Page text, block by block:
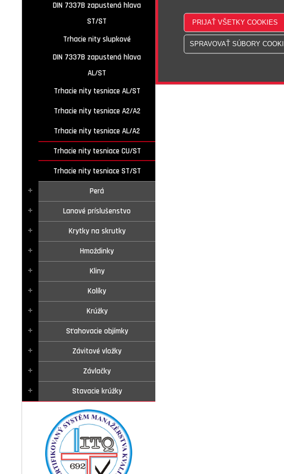
DIN 7337B zapustená hlava
ST/ST
Trhacie nity slupkové
DIN 7337B zapustená hlava
AL/ST
Trhacie nity tesniace AL/ST
Trhacie nity tesniace A2/A2
Trhacie nity tesniace AL/A2
Trhacie nity tesniace CU/ST
Trhacie nity tesniace ST/ST
Perá
Lanové príslušenstvo
Krytky na skrutky
Hmoždinky
Kliny
Kolíky
Krúžky
Sťahovacie objímky
Závitové vložky
Závlačky
Stavacie krúžky